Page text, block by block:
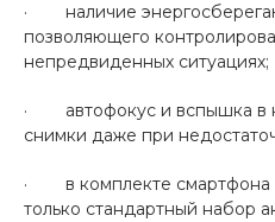
· наличие
позволяющего
непредвиденных ситуациях;
· автофокус и вспышка в
снимки даже при
· в комплекте смартфона
только стандартный набор